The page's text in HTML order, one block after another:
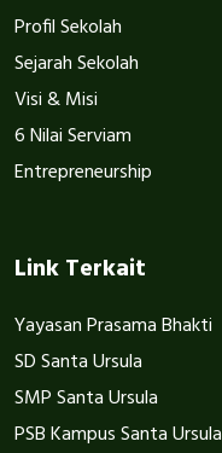
Profil Sekolah
Sejarah Sekolah
Visi & Misi
6 Nilai Serviam
Entrepreneurship
Link Terkait
Yayasan Prasama Bhakti
SD Santa Ursula
SMP Santa Ursula
PSB Kampus Santa Ursula